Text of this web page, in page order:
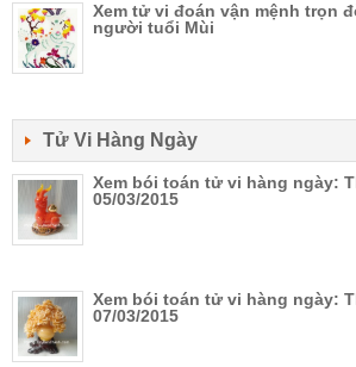
Xem tử vi đoán vận mệnh trọn
người tuổi Mùi
Tử Vi Hàng Ngày
Xem bói toán tử vi hàng ngày:
05/03/2015
Xem bói toán tử vi hàng ngày:
07/03/2015